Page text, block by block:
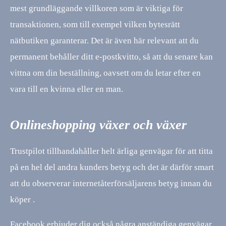
mest grundläggande villkoren som är viktiga för
transaktionen, som till exempel vilken bytesrätt
nätbutiken garanterar. Det är även här relevant att du
permanent behåller ditt e-postkvitto, så att du senare kan
vittna om din beställning, oavsett om du letar efter en
vara till en kvinna eller en man.
Onlineshopping växer och växer
Trustpilot tillhandahåller helt ärliga genvägar för att titta
på en hel del andra kunders betyg och det är därför smart
att du observerar internetåterförsäljarens betyg innan du
köper .